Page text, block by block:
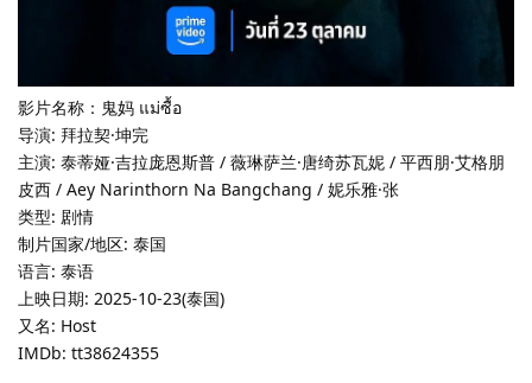
影片名称：鬼妈 แม่ซื้อ
导演: 拜拉契·坤完
主演: 泰蒂娅·吉拉庞恩斯普 / 薇琳萨兰·唐绮苏瓦妮 / 平西朋·艾格朋
皮西 / Aey Narinthorn Na Bangchang / 妮乐雅·张
类型: 剧情
制片国家/地区: 泰国
语言: 泰语
上映日期: 2025-10-23(泰国)
又名: Host
IMDb: tt38624355